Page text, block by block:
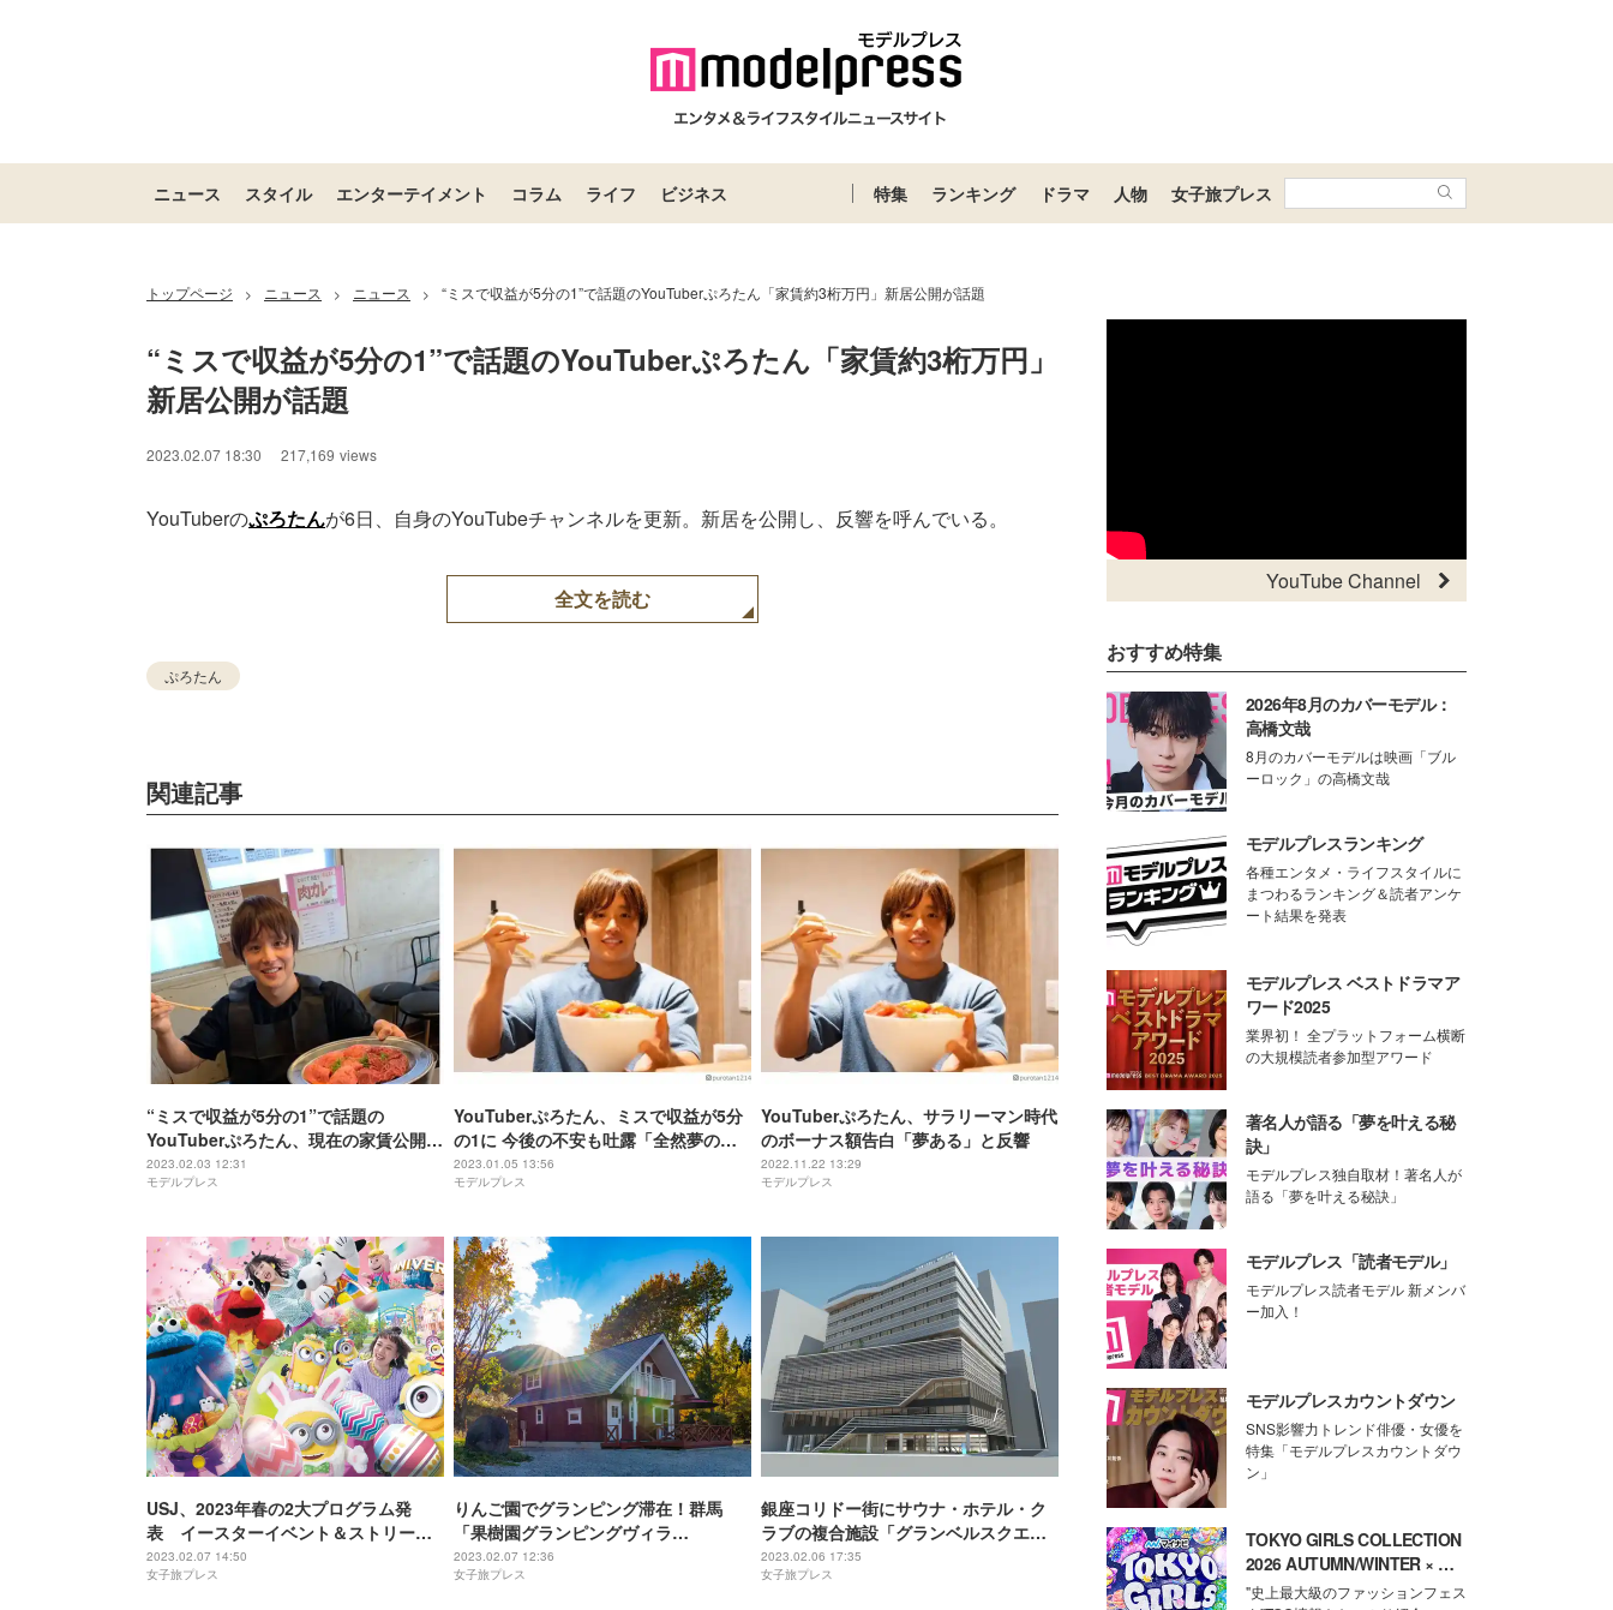
ニュース スタイル エンターテイメント コラム ライフ ビジネス 特集 ランキング ドラマ 人物 女子旅プレス
トップページ > ニュース > ニュース > “ミスで収益が5分の1”で話題のYouTuberぷろたん「家賃約3桁万円」新居公開が話題
“ミスで収益が5分の1”で話題のYouTuberぷろたん「家賃約3桁万円」
新居公開が話題
2023.02.07 18:30 217,169 views
YouTuberのぷろたんが6日、自身のYouTubeチャンネルを更新。新居を公開し、反響を呼んでいる。
全文を読む
ぷろたん
関連記事
“ミスで収益が5分の1”で話題の
YouTuberぷろたん、現在の家賃公開
“税金”理由に東京から引っ越し
2023.02.03 12:31
モデルプレス
YouTuberぷろたん、ミスで収益が5分
の1に 今後の不安も吐露「全然夢のな
い厳しい職業」
2023.01.05 13:56
モデルプレス
YouTuberぷろたん、サラリーマン時代
のボーナス額告白「夢ある」と反響
2022.11.22 13:29
モデルプレス
USJ、2023年春の2大プログラム発
表 イースターイベント＆ストリー
ト・ショーが登場
2023.02.07 14:50
女子旅プレス
りんご園でグランピング滞在！群馬
「果樹園グランピングヴィラ
HARASAWA」サウナ付き＆犬OKコテ
ージも
2023.02.07 12:36
女子旅プレス
銀座コリドー街にサウナ・ホテル・ク
ラブの複合施設「グランベルスクエ
ア」2023年誕生
2023.02.06 17:35
女子旅プレス
YouTube Channel
おすすめ特集
2026年8月のカバーモデル：
高橋文哉
8月のカバーモデルは映画「ブル
ーロック」の高橋文哉
モデルプレスランキング
各種エンタメ・ライフスタイルに
まつわるランキング＆読者アンケ
ート結果を発表
モデルプレス ベストドラマア
ワード2025
業界初！ 全プラットフォーム横断
の大規模読者参加型アワード
著名人が語る「夢を叶える秘
訣」
モデルプレス独自取材！著名人が
語る「夢を叶える秘訣」
モデルプレス「読者モデル」
モデルプレス読者モデル 新メンバ
ー加入！
モデルプレスカウントダウン
SNS影響力トレンド俳優・女優を
特集「モデルプレスカウントダウ
ン」
TOKYO GIRLS COLLECTION
2026 AUTUMN/WINTER × モ
デルプレス
"史上最大級のファッションフェス